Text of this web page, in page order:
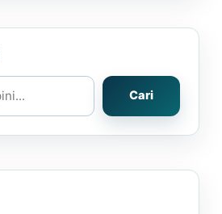
Cari